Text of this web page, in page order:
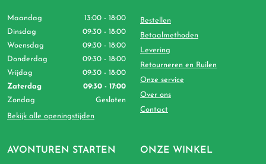
AVONTUREN STARTEN
Maandag
13:00 - 18:00
Dinsdag
09:30 - 18:00
Woensdag
09:30 - 18:00
Donderdag
09:30 - 18:00
Vrijdag
09:30 - 18:00
Zaterdag
09:30 - 17:00
Zondag
Gesloten
Bekijk alle openingstijden
Bestellen
Betaalmethoden
Levering
Retourneren en Ruilen
Onze service
Over ons
Contact
ONZE WINKEL